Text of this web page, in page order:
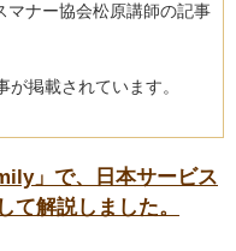
マナー協会松原講師の記事
掲載されています。
」で、日本サービス
て解説しました。